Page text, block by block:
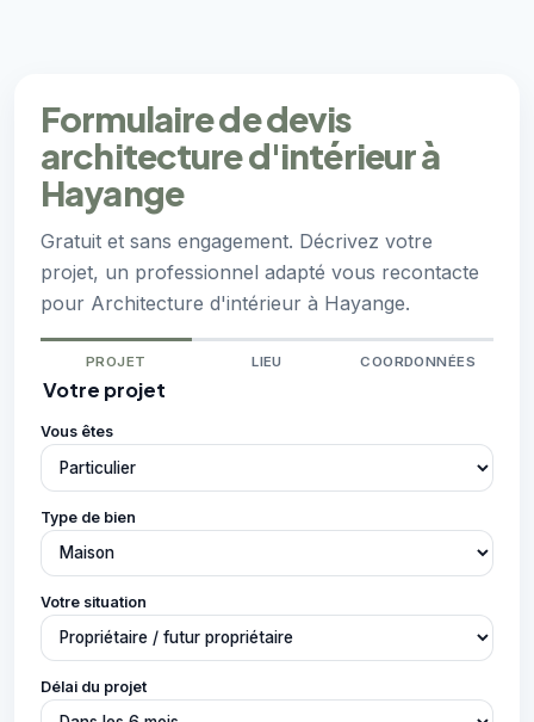
Formulaire de devis
architecture d'intérieur à
Hayange
Gratuit et sans engagement. Décrivez votre
projet, un professionnel adapté vous recontacte
pour Architecture d'intérieur à Hayange.
PROJET LIEU COORDONNÉES
Votre projet
Vous êtes
Type de bien
Votre situation
Délai du projet